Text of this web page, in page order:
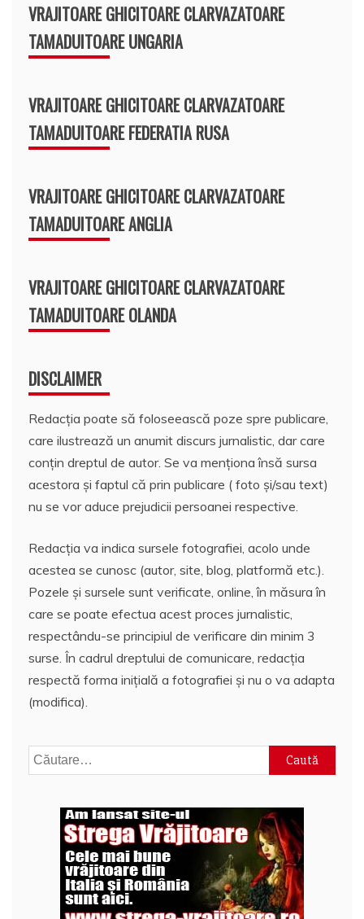
VRAJITOARE GHICITOARE CLARVAZATOARE
TAMADUITOARE UNGARIA
VRAJITOARE GHICITOARE CLARVAZATOARE
TAMADUITOARE FEDERATIA RUSA
VRAJITOARE GHICITOARE CLARVAZATOARE
TAMADUITOARE ANGLIA
VRAJITOARE GHICITOARE CLARVAZATOARE
TAMADUITOARE OLANDA
DISCLAIMER
Redacția poate să foloseească poze spre publicare,
care ilustrează un anumit discurs jurnalistic, dar care
conțin dreptul de autor. Se va menționa însă sursa
acestora și faptul că prin publicare ( foto și/sau text)
nu se vor aduce prejudicii persoanei respective.
Redacția va indica sursele fotografiei, acolo unde
acestea se cunosc (autor, site, blog, platformă etc.).
Pozele și sursele sunt verificate, online, în măsura în
care se poate efectua acest proces jurnalistic,
respectându-se principiul de verificare din minim 3
surse. În cadrul dreptului de comunicare, redacția
respectă forma inițială a fotografiei și nu o va adapta
(modifica).
Caută
după: